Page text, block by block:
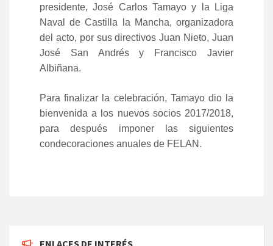
presidente, José Carlos Tamayo y la Liga
Naval de Castilla la Mancha, organizadora
del acto, por sus directivos Juan Nieto, Juan
José San Andrés y Francisco Javier
Albiñana.
Para finalizar la celebración, Tamayo dio la
bienvenida a los nuevos socios 2017/2018,
para después imponer las siguientes
condecoraciones anuales de FELAN.